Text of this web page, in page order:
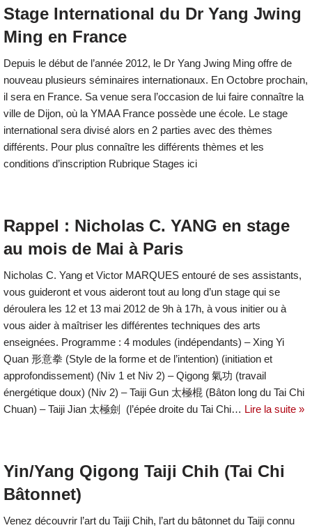
Stage International du Dr Yang Jwing
Ming en France
Depuis le début de l’année 2012, le Dr Yang Jwing Ming offre de
nouveau plusieurs séminaires internationaux. En Octobre prochain,
il sera en France. Sa venue sera l’occasion de lui faire connaître la
ville de Dijon, où la YMAA France possède une école. Le stage
international sera divisé alors en 2 parties avec des thèmes
différents. Pour plus connaître les différents thèmes et les
conditions d’inscription Rubrique Stages ici
Rappel : Nicholas C. YANG en stage
au mois de Mai à Paris
Nicholas C. Yang et Victor MARQUES entouré de ses assistants,
vous guideront et vous aideront tout au long d’un stage qui se
déroulera les 12 et 13 mai 2012 de 9h à 17h, à vous initier ou à
vous aider à maîtriser les différentes techniques des arts
enseignées. Programme : 4 modules (indépendants) – Xing Yi
Quan 形意拳 (Style de la forme et de l’intention) (initiation et
approfondissement) (Niv 1 et Niv 2) – Qigong 氣功 (travail
énergétique doux) (Niv 2) – Taiji Gun 太極棍 (Bâton long du Tai Chi
Chuan) – Taiji Jian 太極劍 (l’épée droite du Tai Chi… Lire la suite »
Yin/Yang Qigong Taiji Chih (Tai Chi
Bâtonnet)
Venez découvrir l’art du Taiji Chih, l’art du bâtonnet du Taiji connu